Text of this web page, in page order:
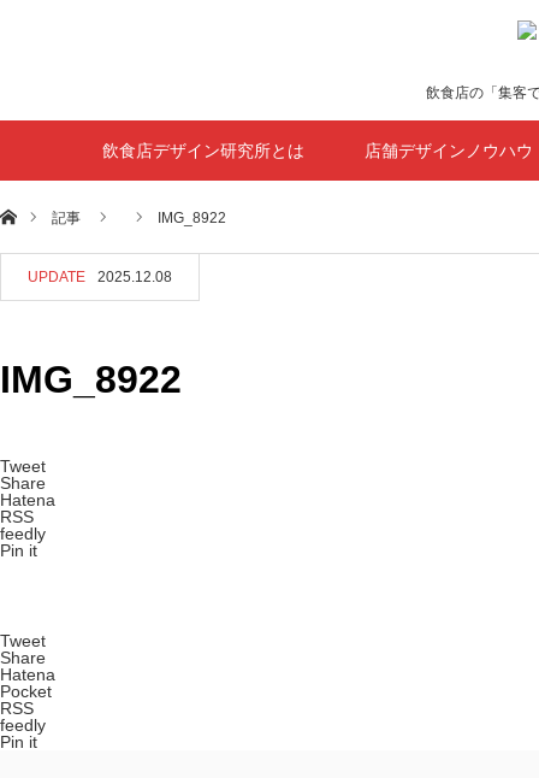
飲食店の「集客
飲食店デザイン研究所とは 店舗デザインノウハウ
ホーム記事 IMG_8922
UPDATE 2025.12.08
IMG_8922
Tweet
Share
Hatena
RSS
feedly
Pin it
Tweet
Share
Hatena
Pocket
RSS
feedly
Pin it